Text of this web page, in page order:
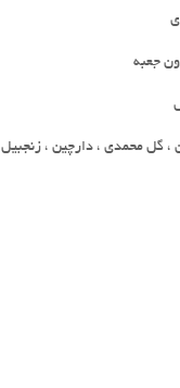
جعبه
، گل محمدی ، دارچین ، زنجبیل